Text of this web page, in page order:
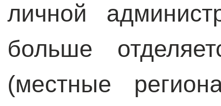
личной
больше
(местные